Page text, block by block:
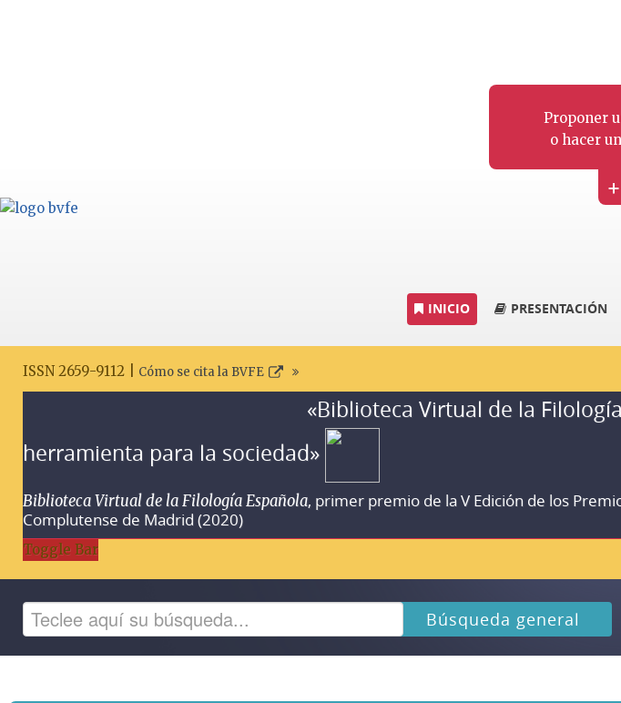
Proponer
o hacer
+
INICIO PRESENTACIÓN
ISSN 2659-9112 | Cómo se cita la BVFE
«Biblioteca Virtual de la
herramienta para la sociedad»
Biblioteca Virtual de la Filología Española, primer premio de la V Edición de los
Complutense de Madrid (2020)
Toggle Bar
Búsqueda general